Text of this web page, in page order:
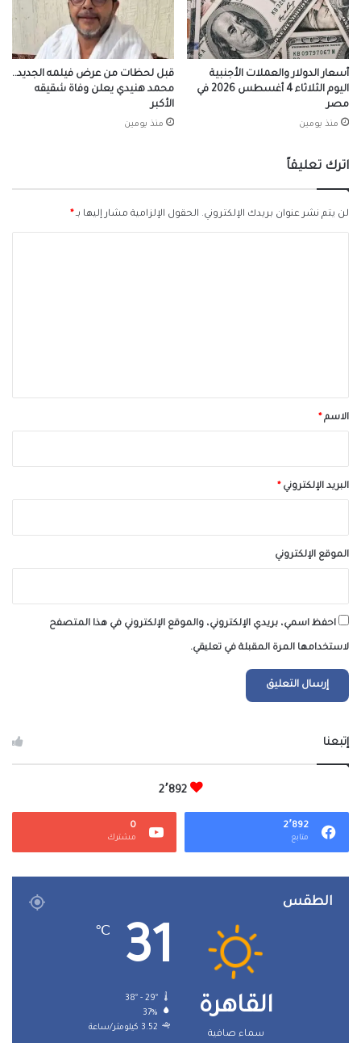
أسعار الدولار والعملات الأجنبية
اليوم الثلاثاء 4 أغسطس 2026 في
مصر
منذ يومين
قبل لحظات من عرض فيلمه الجديد..
محمد هنيدي يعلن وفاة شقيقه
الأكبر
منذ يومين
اترك تعليقاً
لن يتم نشر عنوان بريدك الإلكتروني. الحقول الإلزامية مشار إليها بـ*
*الاسم*
البريد الإلكتروني*
الموقع الإلكتروني
احفظ اسمي، بريدي الإلكتروني، والموقع الإلكتروني في هذا المتصفح
لاستخدامها المرة المقبلة في تعليقي.
إتبعنا
2٬892
2٬892
متابع
0
مشترك
الطقس
القاهرة
سماء صافية
31
℃
38º - 29º
37%
3.52 كيلومتر/ساعة